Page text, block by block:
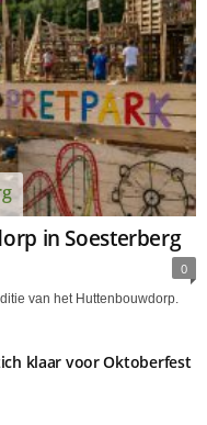
in Soesterberg
0
van het Huttenbouwdorp.
klaar voor Oktoberfest